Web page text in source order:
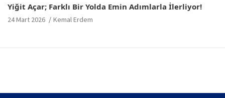
Yiğit Açar; Farklı Bir Yolda Emin Adımlarla İlerliyor!
24 Mart 2026 Kemal Erdem